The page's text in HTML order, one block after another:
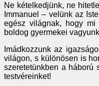
Ne kételkedjünk, ne
Immanuel – velünk az
egész világnak, hogy mi
boldog gyermekei
Imádkozzunk az
világon, s különösen is
szeretetünkben a háború
testvéreinket!